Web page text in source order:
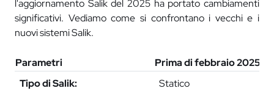
l'aggiornamento Salik del 2025 ha portato cambiamenti
significativi. Vediamo come si confrontano i vecchi e i
nuovi sistemi Salik.
Parametri Prima di febbraio 2025
Tipo di Salik:
Statico